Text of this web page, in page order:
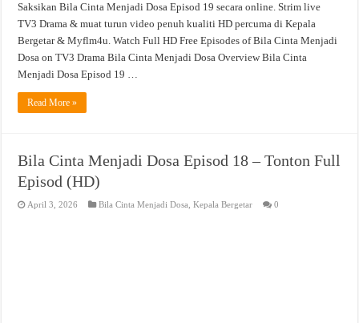
Saksikan Bila Cinta Menjadi Dosa Episod 19 secara online. Strim live
TV3 Drama & muat turun video penuh kualiti HD percuma di Kepala
Bergetar & Myflm4u. Watch Full HD Free Episodes of Bila Cinta Menjadi
Dosa on TV3 Drama Bila Cinta Menjadi Dosa Overview Bila Cinta
Menjadi Dosa Episod 19 …
Read More »
Bila Cinta Menjadi Dosa Episod 18 – Tonton Full
Episod (HD)
April 3, 2026 Bila Cinta Menjadi Dosa ,Kepala Bergetar 0